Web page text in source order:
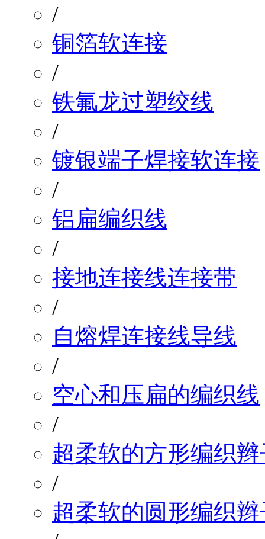
/
铜箔软连接
/
铁氟龙过塑绞线
/
镀银端子焊接软连接
/
铝扁编织线
/
接地连接线连接带
/
自熔焊连接线导线
/
空心和压扁的编织线
/
超柔软的方形编织辫
/
超柔软的圆形编织辫